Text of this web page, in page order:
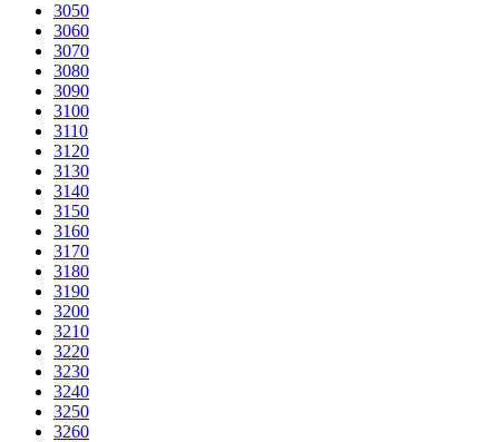
3050
3060
3070
3080
3090
3100
3110
3120
3130
3140
3150
3160
3170
3180
3190
3200
3210
3220
3230
3240
3250
3260